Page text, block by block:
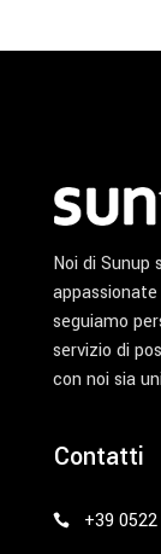
Noi di Sunup
seguiamo
servizio di
con noi sia
Contatti
+39